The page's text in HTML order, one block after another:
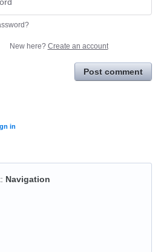
New here? Create an account
Post comment
in
: Navigation